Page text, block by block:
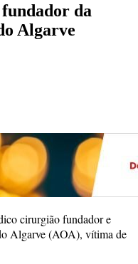
da
Algarve
cirurgião fundador e
Algarve (AOA), vítima de